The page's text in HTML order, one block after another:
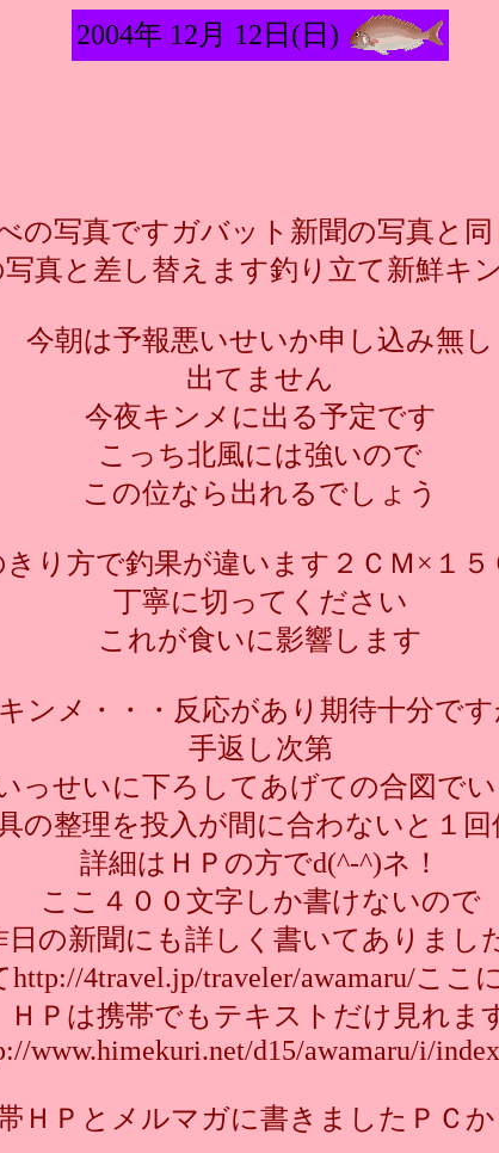
2004年 12月 12日(日)
の写真ですガバット新聞の写真と
真と差し替えます釣り立て新鮮キ
今朝は予報悪いせいか申し込み無し
出てません
今夜キンメに出る予定です
こっち北風には強いので
この位なら出れるでしょう
り方で釣果が違います２ＣＭ×１５
丁寧に切ってください
これが食いに影響します
キンメ・・・反応があり期待十分で
手返し次第
っせいに下ろしてあげての合図で
の整理を投入が間に合わないと１
詳細はＨＰの方でd(^-^)ネ！
ここ４００文字しか書けないので
日の新聞にも詳しく書いてありまし
4travel.jp/traveler/awamaru/ここ
ＨＰは携帯でもテキストだけ見れま
www.himekuri.net/d15/awamaru/i/
ＨＰとメルマガに書きましたＰＣ